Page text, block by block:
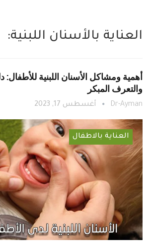
العناية بالأسنان اللبنية:
أهمية ومشاكل الأسنان اللبنية للأطفال:
والتعرف المبكر
Dr-Ayman أغسطس 17, 2023
العناية بالاطفال